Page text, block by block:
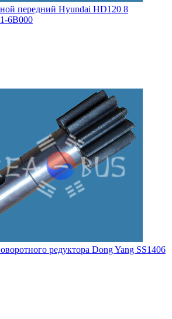
передний Hyundai HD120 8
6B000
редуктора Dong Yang SS1406